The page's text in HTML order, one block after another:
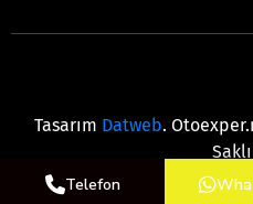
Tasarım Datweb.
Telefon